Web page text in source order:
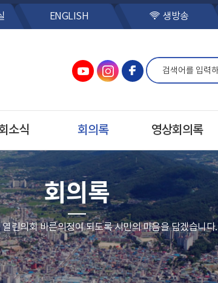
ENGLISH 생방송
소식 회의록 영상회의록
회의록
린의회 바른의정이 되도록 시민의 마음을 담겠습니다.